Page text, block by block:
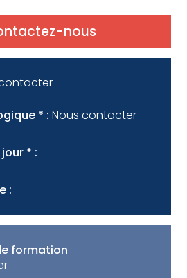
nous
* :Nous contacter
* :
:
formation